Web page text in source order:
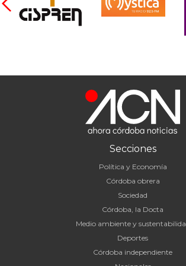
Secciones
Política y Economía
Córdoba obrera
Sociedad
Córdoba, la Docta
Medio ambiente y
Deportes
Córdoba independiente